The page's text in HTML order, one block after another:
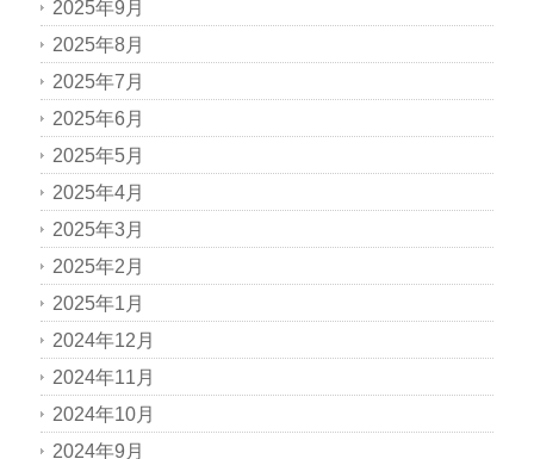
2025年9月
2025年8月
2025年7月
2025年6月
2025年5月
2025年4月
2025年3月
2025年2月
2025年1月
2024年12月
2024年11月
2024年10月
2024年9月